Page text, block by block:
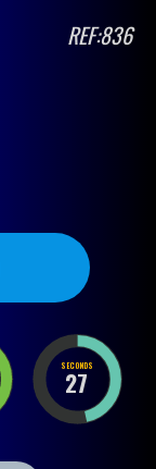
REF:836
SECONDS
27